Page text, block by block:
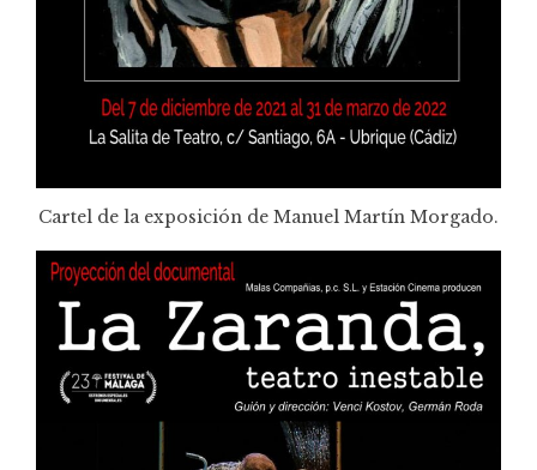
Cartel de la exposición de Manuel Martín Morgado.